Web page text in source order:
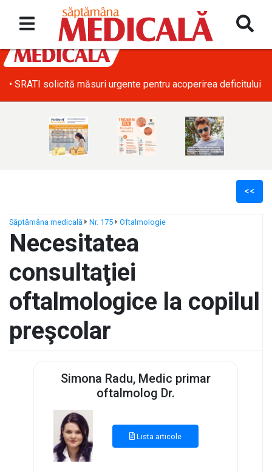
• SRATI solicită măsuri urgente pentru acoperirea deficitului
<<
Săptămâna medicală Nr. 175 Oftalmologie
Necesitatea
consultaţiei
oftalmologice la copilul
preşcolar
Simona Radu, Medic primar
oftalmolog Dr.
Lista articole